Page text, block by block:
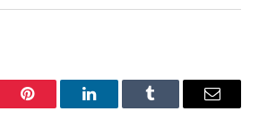
Pinterest LinkedInTumblr
E-